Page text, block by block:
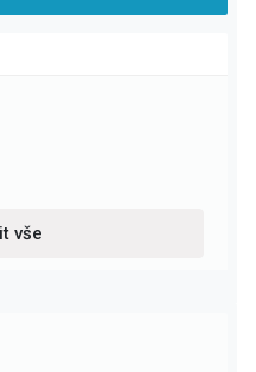
vše